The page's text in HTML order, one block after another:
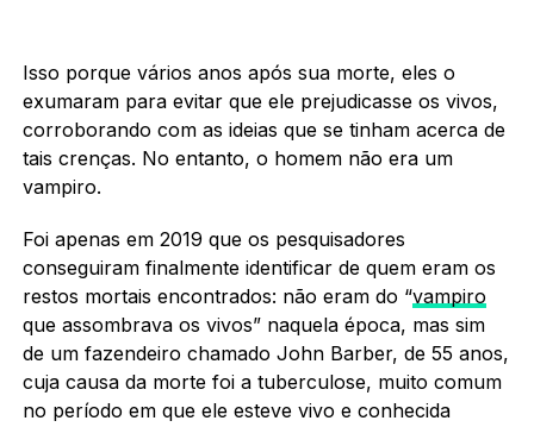
Isso porque vários anos após sua morte, eles o
exumaram para evitar que ele prejudicasse os vivos,
corroborando com as ideias que se tinham acerca de
tais crenças. No entanto, o homem não era um
vampiro.
Foi apenas em 2019 que os pesquisadores
conseguiram finalmente identificar de quem eram os
restos mortais encontrados: não eram do “vampiro
que assombrava os vivos” naquela época, mas sim
de um fazendeiro chamado John Barber, de 55 anos,
cuja causa da morte foi a tuberculose, muito comum
no período em que ele esteve vivo e conhecida